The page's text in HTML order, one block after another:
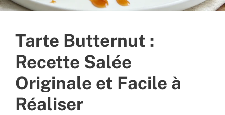
Tarte Butternut :
Recette Salée
Originale et Facile à
Réaliser